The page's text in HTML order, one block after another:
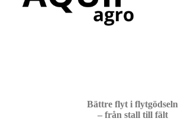
Bättre flyt i flytgödseln
– från stall till fält